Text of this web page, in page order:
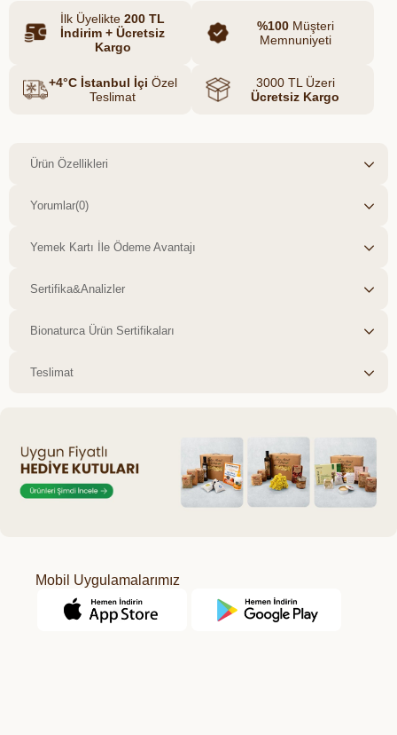
çıkarmak isteyen herkes için idealdir.
İlk Üyelikte 200 TL
İndirim + Ücretsiz
Kargo
%100Müşteri
Memnuniyeti
+4°C İstanbul İçi Özel
Teslimat
3000 TL Üzeri
Ücretsiz Kargo
Ürün Özellikleri
Yorumlar(0)
Yemek Kartı İle Ödeme Avantajı
Sertifika&Analizler
Bionaturca Ürün Sertifikaları
Teslimat
Mobil Uygulamalarımız